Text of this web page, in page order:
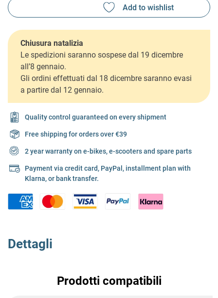
Chiusura natalizia
Le spedizioni saranno sospese dal 19 dicembre
all’8 gennaio.
Gli ordini effettuati dal 18 dicembre saranno evasi
a partire dal 12 gennaio.
Quality control guaranteed on every shipment
Free shipping for orders over €39
2 year warranty on e-bikes, e-scooters and spare parts
Payment via credit card, PayPal, installment plan with
Klarna, or bank transfer.
Dettagli
Prodotti compatibili